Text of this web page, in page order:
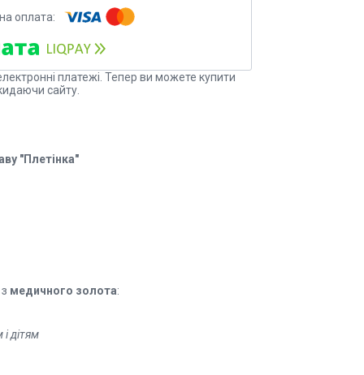
платежі. Тепер ви можете купити
сайту.
"Плетінка"
медичного золота:
дітям